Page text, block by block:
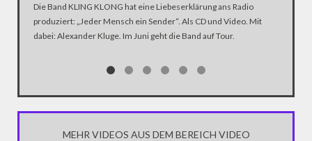
Die Band KLING KLONG hat eine Liebeserklärung ans Radio
produziert: „Jeder Mensch ein Sender“. Als CD und Video. Mit
dabei: Alexander Kluge. Im Juni geht die Band auf Tour.
MEHR VIDEOS AUS DEM BEREICH VIDEO